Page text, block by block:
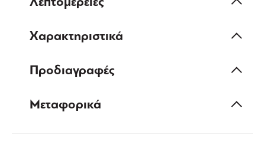
Χαρακτηριστικά
Προδιαγραφές
Μεταφορικά